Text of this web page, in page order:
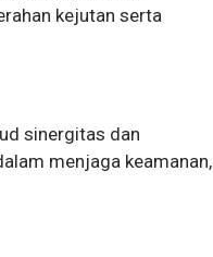
kejutan serta
sinergitas dan
menjaga keamanan,